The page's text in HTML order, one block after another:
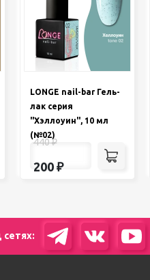
LONGE nail-bar Гель-
лак серия
"Хэллоуин", 10 мл
(№02)
440₽
200 ₽
сетях: